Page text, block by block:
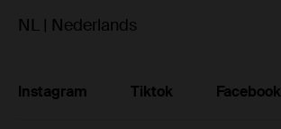
NL | Nederlands
Instagram Tiktok Facebook